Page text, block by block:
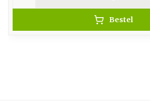
Bestel